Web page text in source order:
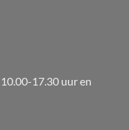
17.30 uur en